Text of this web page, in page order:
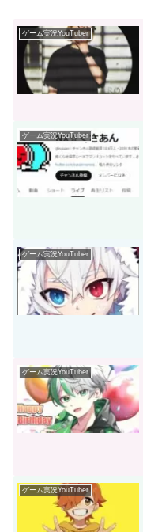
ゲーム実況YouTuber
ゲーム実況YouTuber
ゲーム実況YouTuber
ゲーム実況YouTuber
ゲーム実況YouTuber